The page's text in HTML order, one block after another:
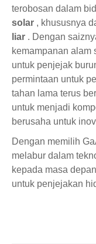
terobosan dalam
solar , khususnya
liar . Dengan
kemampanan alam
untuk penjejak
permintaan untuk
tahan lama terus
untuk menjadi
berusaha untuk
Dengan memilih
melabur dalam
kepada masa
untuk penjejakan